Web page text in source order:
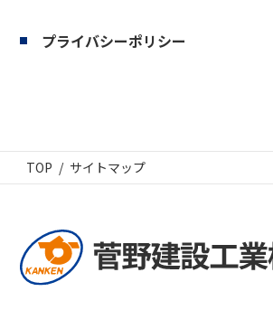
プライバシーポリシー
TOP サイトマップ